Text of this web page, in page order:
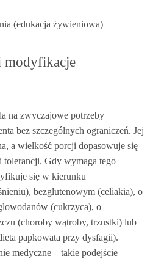
(edukacja żywieniowa)
modyfikacje
na zwyczajowe potrzeby
bez szczególnych ograniczeń. Jej
a wielkość porcji dopasowuje się
Gdy wymaga tego
się w kierunku
bezglutenowym (celiakia), o
(cukrzyca), o
(choroby wątroby, trzustki) lub
papkowata przy dysfagii).
medyczne – takie podejście